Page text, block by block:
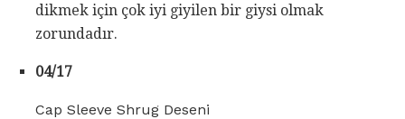
dikmek için çok iyi giyilen bir giysi olmak
zorundadır.
04/17
Cap Sleeve Shrug Deseni